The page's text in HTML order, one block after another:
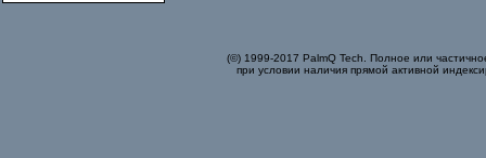
(©) 1999-2017 PalmQ Tech. Полное или
при условии наличия прямой активной